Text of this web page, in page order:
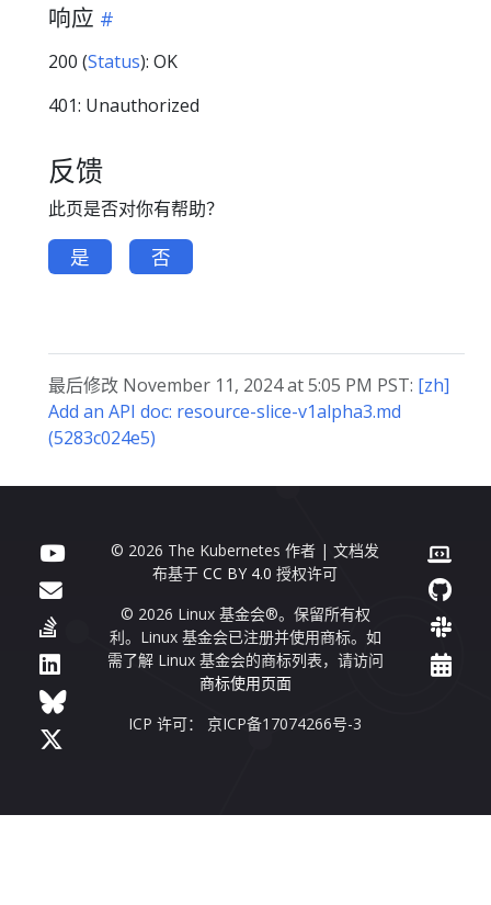
响应
200 (Status): OK
401: Unauthorized
反馈
此页是否对你有帮助？
是 否
最后修改 November 11, 2024 at 5:05 PM PST: [zh]
Add an API doc: resource-slice-v1alpha3.md
(5283c024e5)
© 2026 The Kubernetes 作者 | 文档发
布基于CC BY 4.0 授权许可
© 2026 Linux 基金会®。保留所有权
利。Linux 基金会已注册并使用商标。如
需了解 Linux 基金会的商标列表，请访问
商标使用页面
ICP 许可： 京ICP备17074266号-3